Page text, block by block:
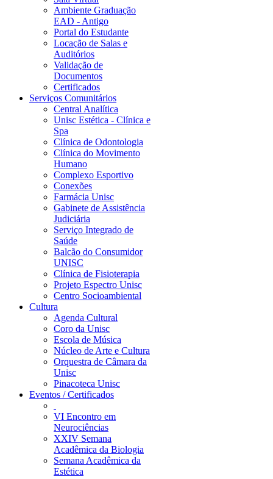
Ambiente Graduação
EAD - Antigo
Portal do Estudante
Locação de Salas e
Auditórios
Validação de
Documentos
Certificados
Serviços Comunitários
Central Analítica
Unisc Estética - Clínica e
Spa
Clínica de Odontologia
Clínica do Movimento
Humano
Complexo Esportivo
Conexões
Farmácia Unisc
Gabinete de Assistência
Judiciária
Serviço Integrado de
Saúde
Balcão do Consumidor
UNISC
Clínica de Fisioterapia
Projeto Espectro Unisc
Centro Socioambiental
Cultura
Agenda Cultural
Coro da Unisc
Escola de Música
Núcleo de Arte e Cultura
Orquestra de Câmara da
Unisc
Pinacoteca Unisc
Eventos / Certificados
VI Encontro em
Neurociências
XXIV Semana
Acadêmica da Biologia
Semana Acadêmica da
Estética